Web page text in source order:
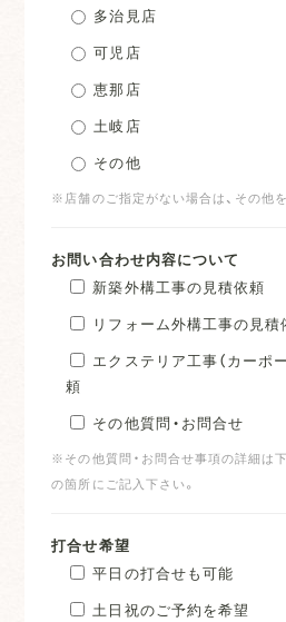
多治見店
可児店
恵那店
土岐店
その他
※店舗のご指定がない場合は、その他
お問い合わせ内容について
新築外構工事の見積依頼
リフォーム外構工事の見積
エクステリア工事（カーポ
頼
その他質問・お問合せ
※その他質問・お問合せ事項の詳細は
の箇所にご記入下さい。
打合せ希望
平日の打合せも可能
土日祝のご予約を希望